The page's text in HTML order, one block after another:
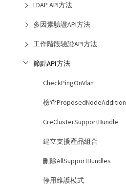
LDAP API方法
多因素驗證API方法
工作階段驗證API方法
節點API方法
CheckPingOnVlan
檢查ProposedNodeAddition
CreClusterSupportBundle
建立支援產品組合
刪除AllSupportBundles
停用維護模式